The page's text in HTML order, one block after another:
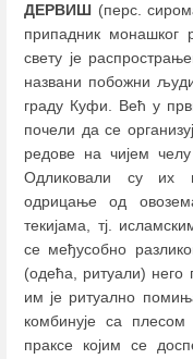
ДЕРВИШ (перс.
припадник
свету је
названи побожни
граду Куфи. Већ у
почели да се
редове на чијем
Одликовали су их
одрицање од
текијама, тј.
се међусобно
(одећа, ритуали) него
им је ритуално
комбинује са
праксе којим се